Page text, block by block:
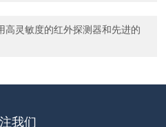
高灵敏度的红外探测器和先进的
我们